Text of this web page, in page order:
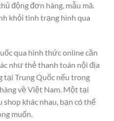
động đơn hàng, mẫu mã.
khỏi tình trạng hình qua
qua hình thức online cần
như thẻ thanh toán nội địa
tại Trung Quốc nếu trong
về Việt Nam. Một tại
khác nhau, bạn có thể
muốn.